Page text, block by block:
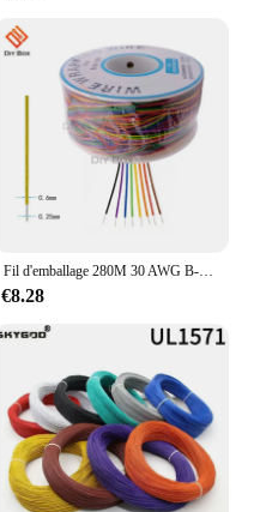
Fil d'emballage 280M 30 AWG B-30-1000 8 document AWG30 cavalier de planche à pain de câble cavalier de planche à pain de câble d'isolation colorée
€8.28